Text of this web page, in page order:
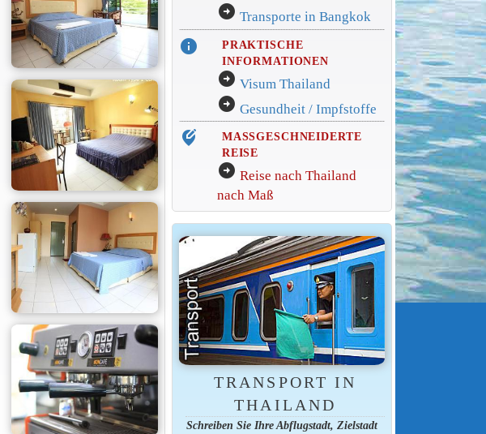
arrow_circle_right Transporte in Bangkok
info
PRAKTISCHE
INFORMATIONEN
arrow_circle_right Visum Thailand
arrow_circle_right Gesundheit / Impfstoffe
edit_location_alt
MASSGESCHNEIDERTE
REISE
arrow_circle_right Reise nach Thailand
nach Maß
TRANSPORT IN
THAILAND
Schreiben Sie Ihre Abflugstadt, Zielstadt